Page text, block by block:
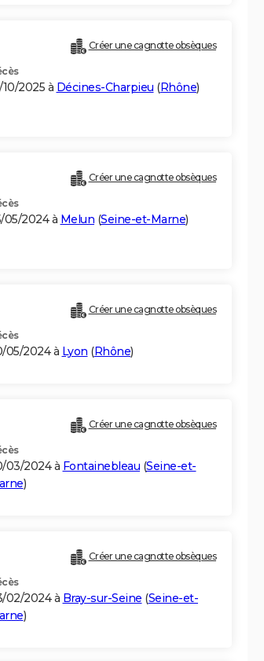
Créer une cagnotte obsèques
10/2025 à Décines-Charpieu (Rhône)
Créer une cagnotte obsèques
05/2024 à Melun (Seine-et-Marne)
Créer une cagnotte obsèques
05/2024 à Lyon (Rhône)
Créer une cagnotte obsèques
03/2024 à Fontainebleau (Seine-et-
)
Créer une cagnotte obsèques
02/2024 à Bray-sur-Seine (Seine-et-
)